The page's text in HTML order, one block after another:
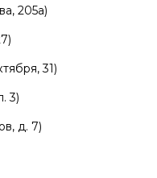
205а)
31)
3)
д. 7)